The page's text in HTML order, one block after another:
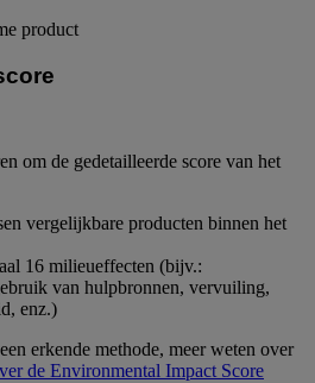
product
om de gedetailleerde score van het
vergelijkbare producten binnen het
16 milieueffecten (bijv.:
van hulpbronnen, vervuiling,
enz.)
erkende methode, meer weten over
de Environmental Impact Score